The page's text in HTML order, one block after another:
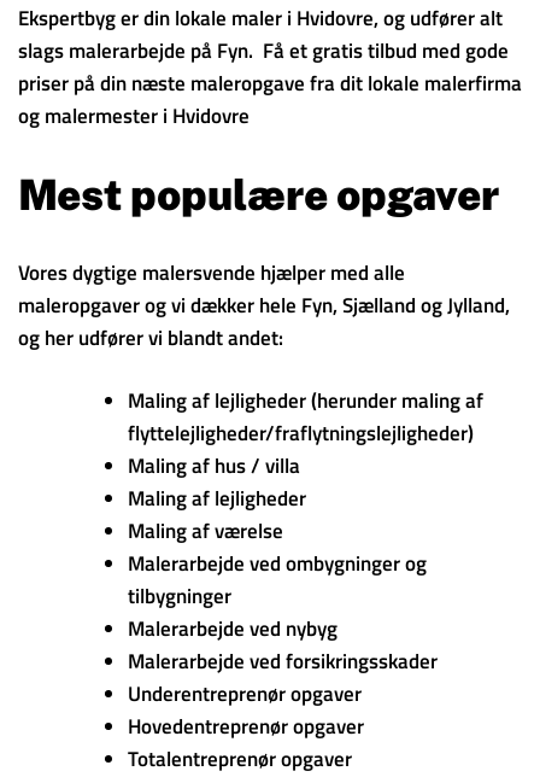
Ekspertbyg er din lokale maler i Hvidovre, og udfører alt
slags malerarbejde på Fyn. Få et gratis tilbud med gode
priser på din næste maleropgave fra dit lokale malerfirma
og malermester i Hvidovre
Mest populære opgaver
Vores dygtige malersvende hjælper med alle
maleropgaver og vi dækker hele Fyn, Sjælland og Jylland,
og her udfører vi blandt andet:
Maling af lejligheder (herunder maling af
flyttelejligheder/fraflytningslejligheder)
Maling af hus / villa
Maling af lejligheder
Maling af værelse
Malerarbejde ved ombygninger og
tilbygninger
Malerarbejde ved nybyg
Malerarbejde ved forsikringsskader
Underentreprenør opgaver
Hovedentreprenør opgaver
Totalentreprenør opgaver